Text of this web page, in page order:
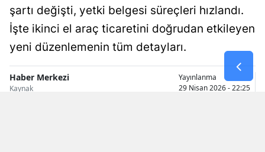
Muş
Nevşehir
Niğde
şartı değişti, yetki belgesi süreçleri hızlandı.
İşte ikinci el araç ticaretini doğrudan etkileyen
yeni düzenlemenin tüm detayları.
Haber Merkezi
Kaynak
Yayınlanma
29 Nisan 2026 - 22:25